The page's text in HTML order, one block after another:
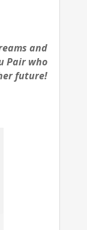
and
Pair who
future!